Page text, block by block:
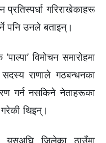
गरिराखेकाहरू
पनि उनले बताइन्।
विमोचन समारोहमा
राणाले गठबन्धनका
गर्न नसकिने नेताहरूका
थिइन्।